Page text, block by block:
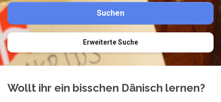
Erweiterte Suche
Wollt ihr ein bisschen Dänisch lernen?